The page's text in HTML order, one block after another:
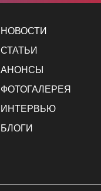
НОВОСТИ
СТАТЬИ
АНОНСЫ
ФОТОГАЛЕРЕЯ
ИНТЕРВЬЮ
БЛОГИ